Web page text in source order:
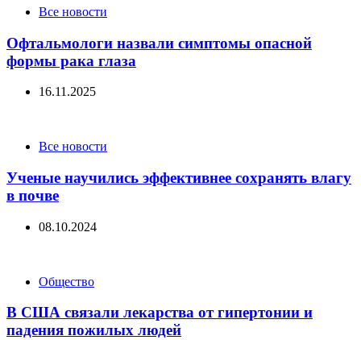
CategoriesВсе новости
Офтальмологи назвали симптомы опасной
формы рака глаза
16.11.2025
CategoriesВсе новости
Ученые научились эффективнее сохранять влагу
в почве
08.10.2024
CategoriesОбщество
В США связали лекарства от гипертонии и
падения пожилых людей